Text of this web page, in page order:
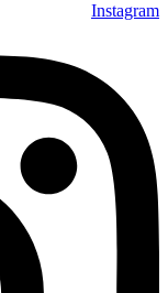
Instagram